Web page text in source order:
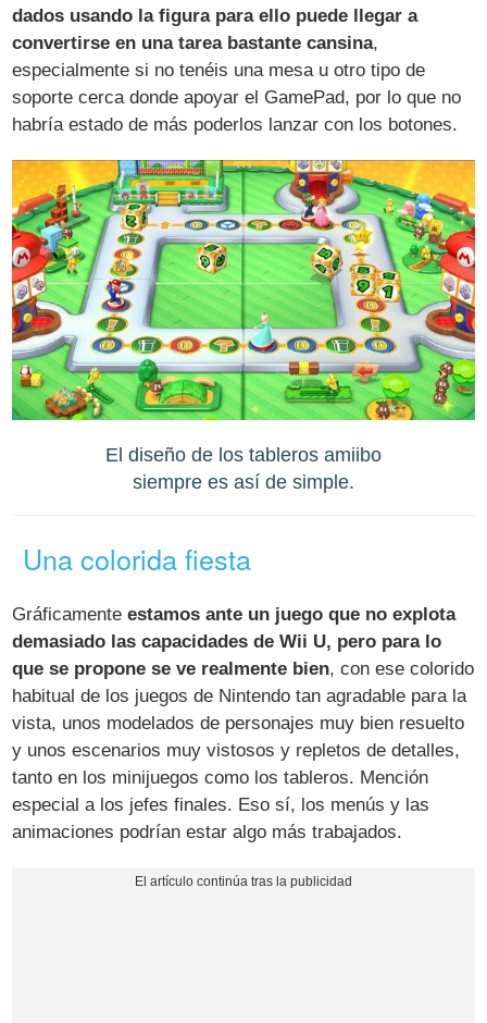
dados usando la figura para ello puede llegar a
convertirse en una tarea bastante cansina,
especialmente si no tenéis una mesa u otro tipo de
soporte cerca donde apoyar el GamePad, por lo que no
habría estado de más poderlos lanzar con los botones.
El diseño de los tableros amiibo
siempre es así de simple.
Una colorida fiesta
Gráficamenteestamos ante un juego que no explota
demasiado las capacidades de Wii U, pero para lo
que se propone se ve realmente bien, con ese colorido
habitual de los juegos de Nintendo tan agradable para la
vista, unos modelados de personajes muy bien resuelto
y unos escenarios muy vistosos y repletos de detalles,
tanto en los minijuegos como los tableros. Mención
especial a los jefes finales. Eso sí, los menús y las
animaciones podrían estar algo más trabajados.